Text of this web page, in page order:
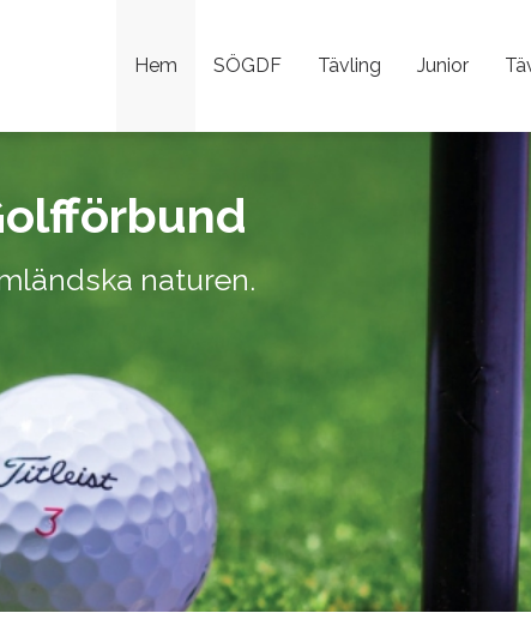
Hem SÖGDF Tävling Junior
naturen.